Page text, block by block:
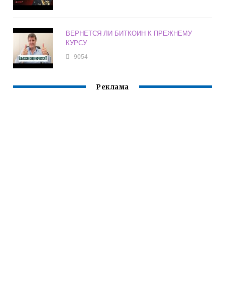
ВЕРНЕТСЯ ЛИ БИТКОИН К ПРЕЖНЕМУ
КУРСУ
9054
Реклама